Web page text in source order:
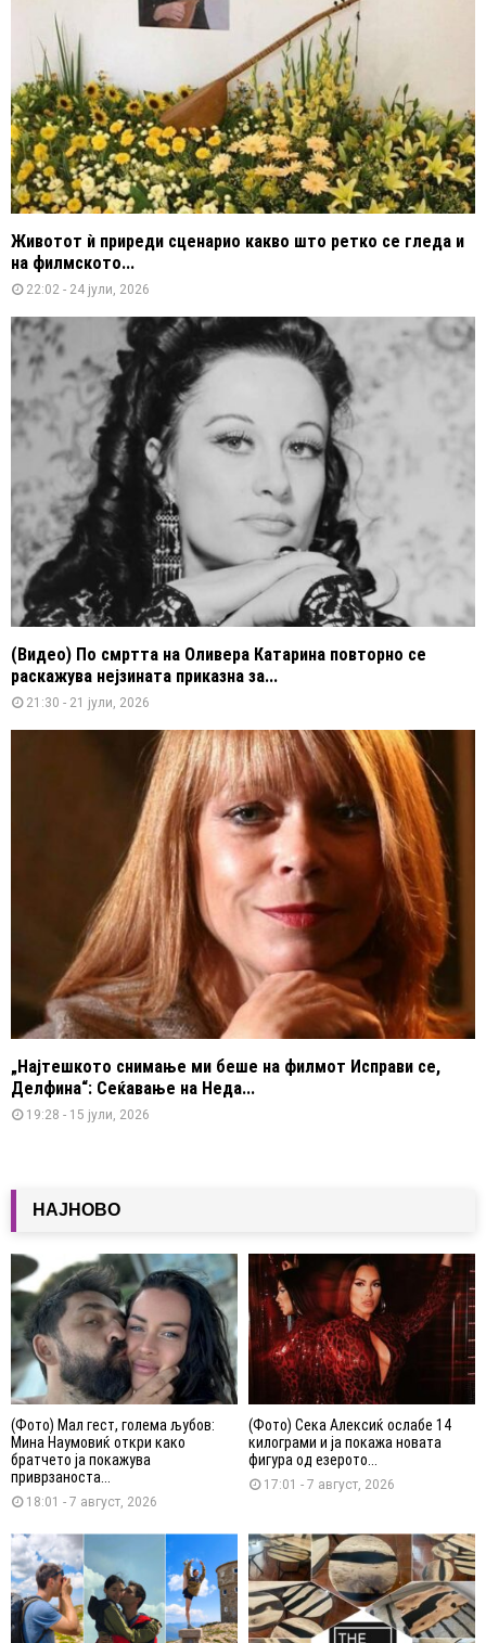
Животот ѝ приреди сценарио какво што ретко се гледа и
на филмското...
22:02 - 24 јули, 2026
(Видео) По смртта на Оливера Катарина повторно се
раскажува нејзината приказна за...
21:30 - 21 јули, 2026
„Најтешкото снимање ми беше на филмот Исправи се,
Делфина“: Сеќавање на Неда...
19:28 - 15 јули, 2026
НАЈНОВО
(Фото) Мал гест, голема љубов:
Мина Наумовиќ откри како
братчето ја покажува
приврзаноста...
18:01 - 7 август, 2026
(Фото) Сека Алексиќ ослабе 14
килограми и ја покажа новата
фигура од езерото...
17:01 - 7 август, 2026